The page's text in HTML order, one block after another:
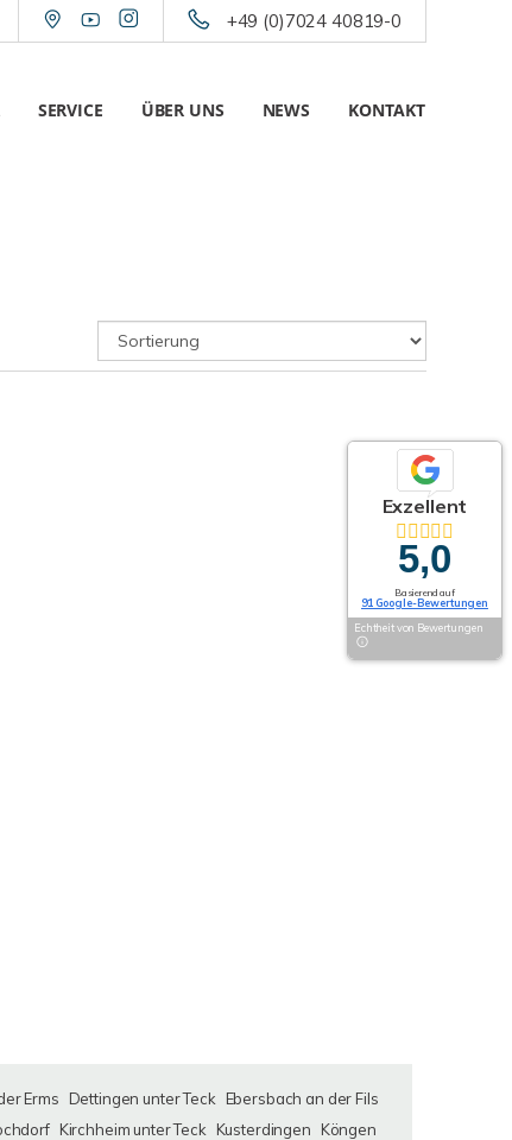
+49 (0)7024 40819-0
SERVICE ÜBER UNS NEWS KONTAKT
Erms Dettingen unter Teck
Ebersbach an der Fils
Kirchheim unter Teck Kusterdingen
Köngen
Exzellent
5,0
Basierend auf
91 Google-Bewertungen
Echtheit von Bewertungen